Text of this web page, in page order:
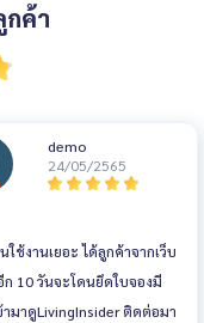
กค้า
demo
24/05/2565
ใช้งานเยอะ ได้ลูกค้าจากเว็บ
ก 10 วันจะโดนยึดใบจองมี
ามาดูLivingInsider ติดต่อมา